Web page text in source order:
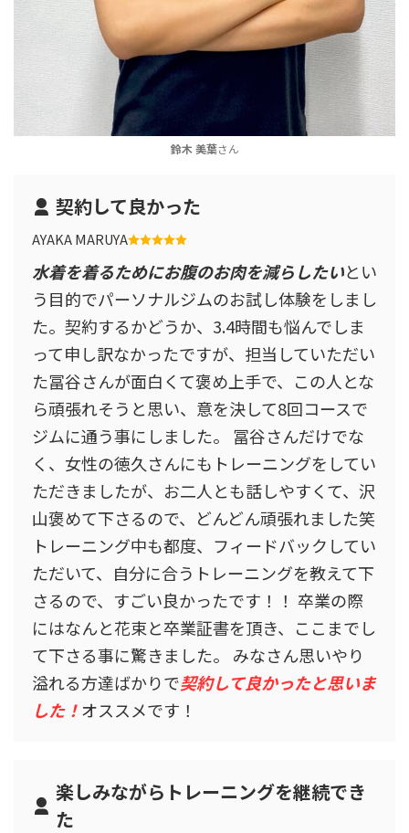
鈴木 美葉さん
契約して良かった
AYAKA MARUYA
水着を着るためにお腹のお肉を減らしたいとい
う目的でパーソナルジムのお試し体験をしまし
た。契約するかどうか、3.4時間も悩んでしま
って申し訳なかったですが、担当していただい
た冨谷さんが面白くて褒め上手で、この人とな
ら頑張れそうと思い、意を決して8回コースで
ジムに通う事にしました。 冨谷さんだけでな
く、女性の徳久さんにもトレーニングをしてい
ただきましたが、お二人とも話しやすくて、沢
山褒めて下さるので、どんどん頑張れました笑
トレーニング中も都度、フィードバックしてい
ただいて、自分に合うトレーニングを教えて下
さるので、すごい良かったです！！ 卒業の際
にはなんと花束と卒業証書を頂き、ここまでし
て下さる事に驚きました。 みなさん思いやり
溢れる方達ばかりで契約して良かったと思いま
した！オススメです！
楽しみながらトレーニングを継続でき
た